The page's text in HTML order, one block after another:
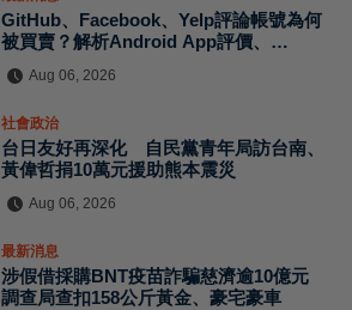
GitHub、Facebook、Yelp評論帳號為何
被買賣？解析Android App評價、
防刷機制背後的數位信任危機
Aug 06, 2026
社會政治
台日友好再深化 自民黨青年局訪台南、
黃偉哲捐10萬元援助熊本震災
Aug 06, 2026
最新消息
涉假借採購BNT疫苗詐騙慈濟逾10億元
調查局查扣158公斤黃金、豪宅豪車